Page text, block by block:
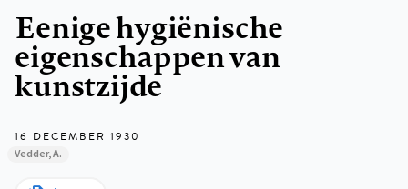
Eenige hygiënische
eigenschappen van
kunstzijde
16 DECEMBER 1930
Vedder, A.